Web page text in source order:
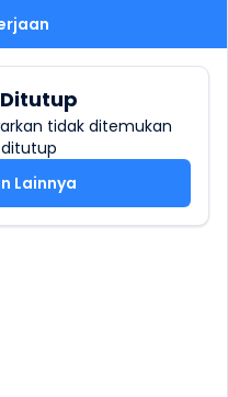
tidak ditemukan
Lainnya